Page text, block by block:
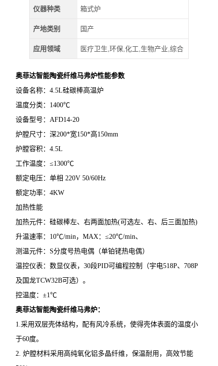
仪器种类 箱式炉
产地类别 国产
应用领域 医疗卫生,环保,化工,生物产业,综合
奥菲达智能陶瓷纤维马弗炉性能参数
设备名称：4.5L硅碳棒高温炉
温度分类：1400℃
设备型号：AFD14-20
炉膛尺寸：深200*宽150*高150mm
炉膛容积：4.5L
工作温度：≤1300℃
额定电压：单相 220V 50/60Hz
额定功率：4KW
加热性能
加热元件：硅碳棒左、右两面加热(可选左、右、后三面加热)
升温速率：10℃/min，MAX：≤20℃/min、
测温元件：S分度号热电偶（单铂铑热电偶）
温控仪表：数显仪表，30段PID可编程控制（宇电518P、708P
及国龙TCW32B可选）。
控温度：±1℃
奥菲达智能陶瓷纤维马弗炉：
1.采用双层壳体结构，配有风冷系统，使得壳体表面的温度小
于60度。
2. 炉膛材料采用高纯氧化铝多晶纤维，保温耐用，高效节能